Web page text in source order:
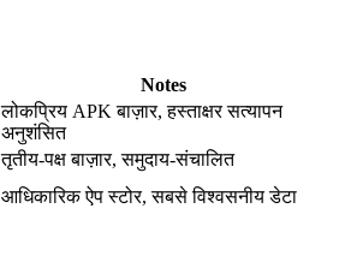
Notes
लोकप्रिय APK बाज़ार, हस्ताक्षर सत्यापन
अनुशंसित
तृतीय-पक्ष बाज़ार, समुदाय-संचालित
आधिकारिक ऐप स्टोर, सबसे विश्वसनीय डेटा